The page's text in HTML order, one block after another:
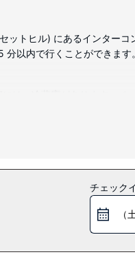
ットヒル) にあるインター
分以内で行くことができま
の番組をご覧いただけます
でお召し上がりいただけま
ドリンクを召し上がり、喉
チェック
（